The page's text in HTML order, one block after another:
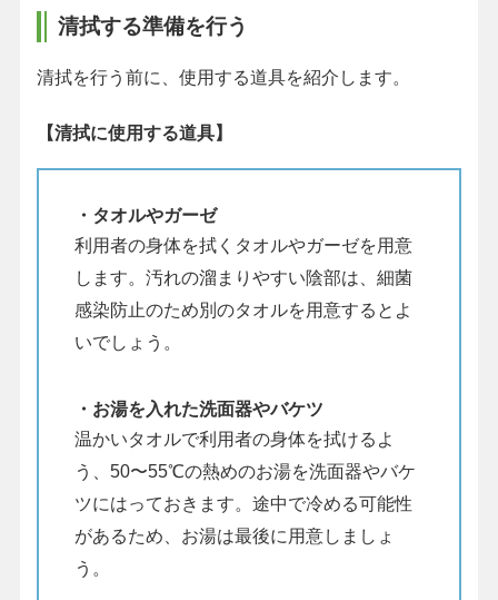
清拭する準備を行う
清拭を行う前に、使用する道具を紹介します。
【清拭に使用する道具】
・タオルやガーゼ
利用者の身体を拭くタオルやガーゼを用意
します。汚れの溜まりやすい陰部は、細菌
感染防止のため別のタオルを用意するとよ
いでしょう。
・お湯を入れた洗面器やバケツ
温かいタオルで利用者の身体を拭けるよ
う、50〜55℃の熱めのお湯を洗面器やバケ
ツにはっておきます。途中で冷める可能性
があるため、お湯は最後に用意しましょ
う。